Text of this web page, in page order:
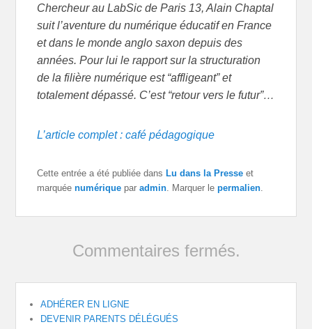
Chercheur au LabSic de Paris 13, Alain Chaptal
suit l’aventure du numérique éducatif en France
et dans le monde anglo saxon depuis des
années. Pour lui le rapport sur la structuration
de la filière numérique est “affligeant” et
totalement dépassé. C’est “retour vers le futur”…
L’article complet : café pédagogique
Cette entrée a été publiée dansLu dans la Presse et
marquéenumérique paradmin . Marquer lepermalien
Commentaires fermés.
ADHÉRER EN LIGNE
DEVENIR PARENTS DÉLÉGUÉS